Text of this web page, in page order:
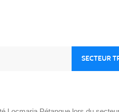
SECTEUR